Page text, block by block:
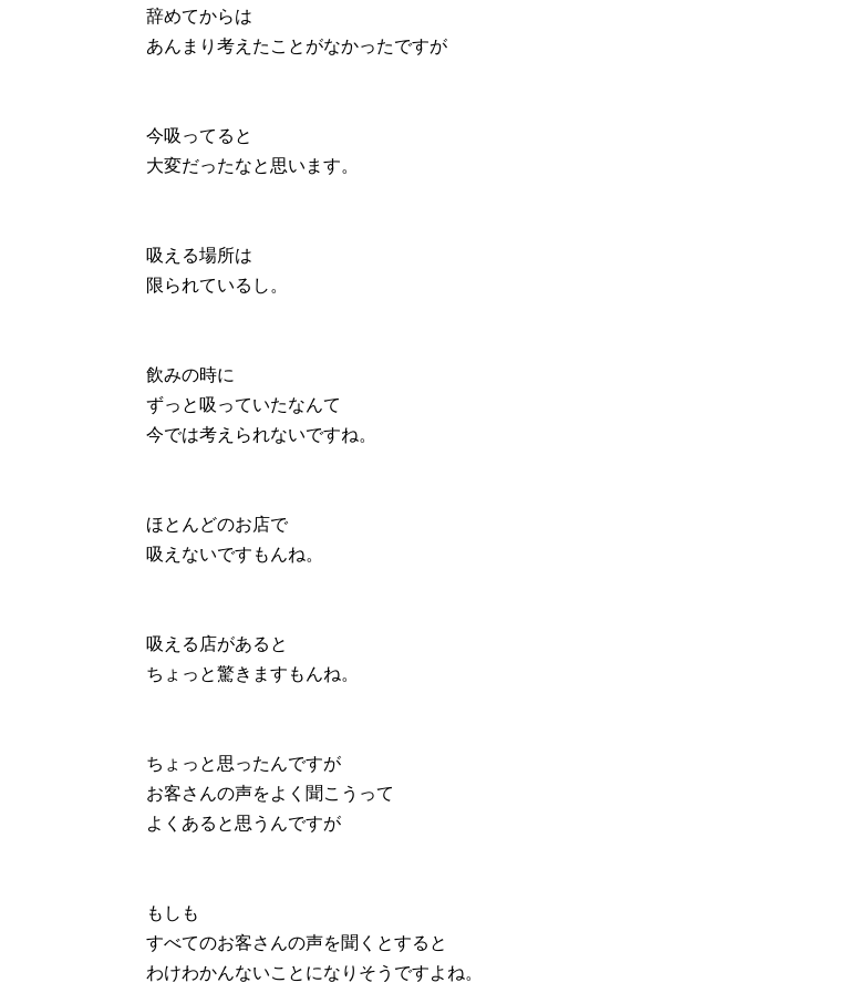
辞めてからは
あんまり考えたことがなかったですが
今吸ってると
大変だったなと思います。
吸える場所は
限られているし。
飲みの時に
ずっと吸っていたなんて
今では考えられないですね。
ほとんどのお店で
吸えないですもんね。
吸える店があると
ちょっと驚きますもんね。
ちょっと思ったんですが
お客さんの声をよく聞こうって
よくあると思うんですが
もしも
すべてのお客さんの声を聞くとすると
わけわかんないことになりそうですよね。